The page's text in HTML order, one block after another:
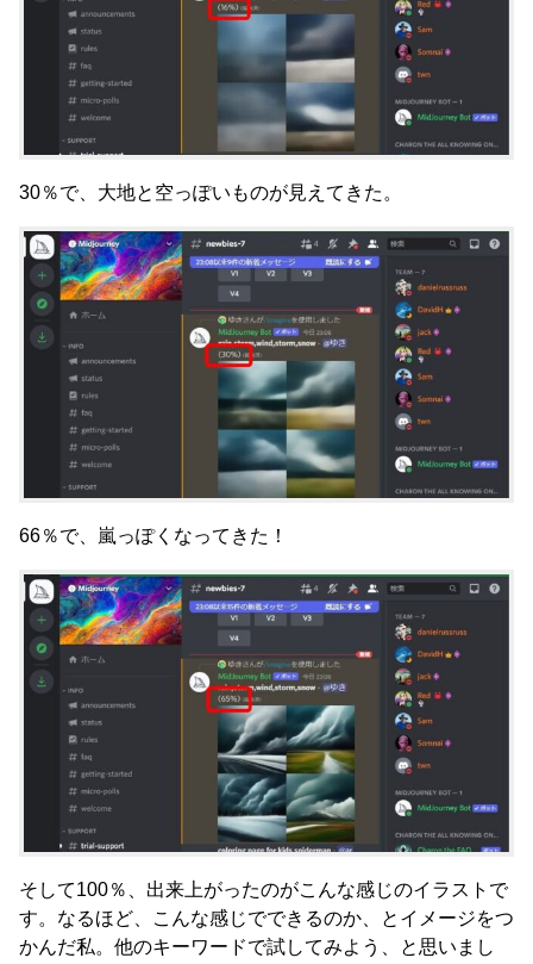
30％で、大地と空っぽいものが見えてきた。
66％で、嵐っぽくなってきた！
そして100％、出来上がったのがこんな感じのイラストで
す。なるほど、こんな感じでできるのか、とイメージをつ
かんだ私。他のキーワードで試してみよう、と思いまし